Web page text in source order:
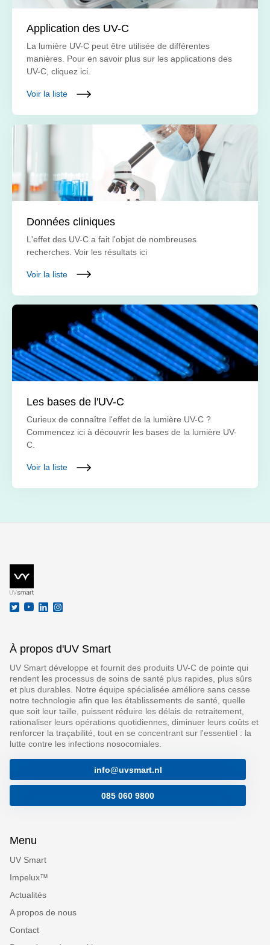
Application des UV-C
La lumière UV-C peut être utilisée de différentes
manières. Pour en savoir plus sur les applications des
UV-C, cliquez ici.
Voir la liste
Données cliniques
L'effet des UV-C a fait l'objet de nombreuses
recherches. Voir les résultats ici
Voir la liste
Les bases de l'UV-C
Curieux de connaître l'effet de la lumière UV-C ?
Commencez ici à découvrir les bases de la lumière UV-
C.
Voir la liste
À propos d'UV Smart
UV Smart développe et fournit des produits UV-C de pointe qui
rendent les processus de soins de santé plus rapides, plus sûrs
et plus durables. Notre équipe spécialisée améliore sans cesse
notre technologie afin que les établissements de santé, quelle
que soit leur taille, puissent réduire les délais de retraitement,
rationaliser leurs opérations quotidiennes, diminuer leurs coûts et
renforcer la traçabilité, tout en se concentrant sur l'essentiel : la
lutte contre les infections nosocomiales.
info@uvsmart.nl
085 060 9800
Menu
UV Smart
Impelux™
Actualités
A propos de nous
Contact